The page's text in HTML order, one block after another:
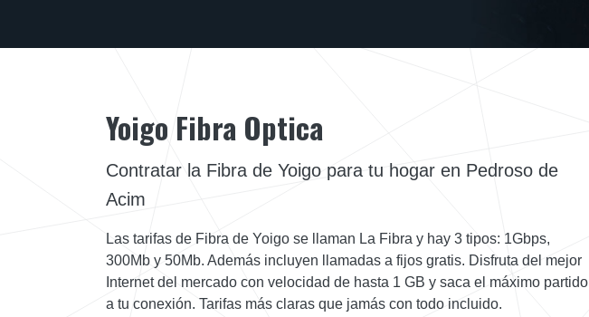
Yoigo Fibra Optica
Contratar la Fibra de Yoigo para tu hogar en Pedroso de
Acim
Las tarifas de Fibra de Yoigo se llaman La Fibra y hay 3 tipos: 1Gbps,
300Mb y 50Mb. Además incluyen llamadas a fijos gratis. Disfruta del mejor
Internet del mercado con velocidad de hasta 1 GB y saca el máximo partido
a tu conexión. Tarifas más claras que jamás con todo incluido.